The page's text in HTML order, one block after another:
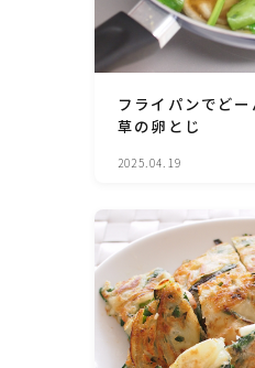
フライパンでど
草の卵とじ
2025.04.19